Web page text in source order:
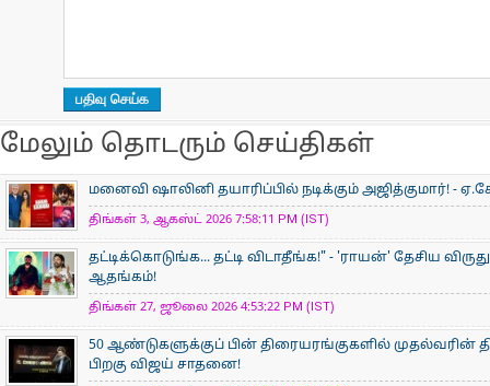
மேலும் தொடரும் செய்திகள்
மனைவி ஷாலினி தயாரிப்பில் நடிக்கும் அஜித்குமார்! -
திங்கள் 3, ஆகஸ்ட் 2026 7:58:11 PM (IST)
தட்டிக்கொடுங்க... தட்டி விடாதீங்க!" - 'ராயன்' தேசிய
ஆதங்கம்!
திங்கள் 27, ஜூலை 2026 4:53:22 PM (IST)
50 ஆண்டுகளுக்குப் பின் திரையரங்குகளில் முதல்வரின்
பிறகு விஜய் சாதனை!